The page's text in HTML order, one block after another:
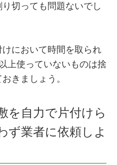
切っても問題ないでし
において時間を取られ
上使っていないものは捨
きましょう。
を自力で片付けら
ず業者に依頼しよ